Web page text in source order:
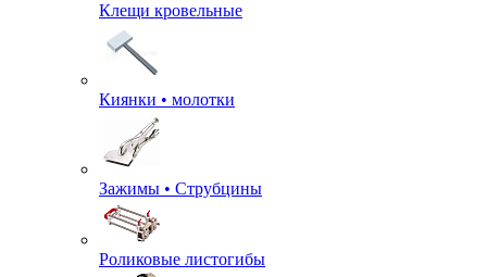
Клещи кровельные
Киянки • молотки
Зажимы • Струбцины
Роликовые листогибы